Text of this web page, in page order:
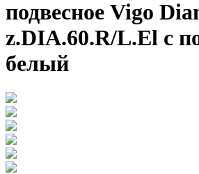
подвесное Vigo
z.DIA.60.R/L.El с
белый